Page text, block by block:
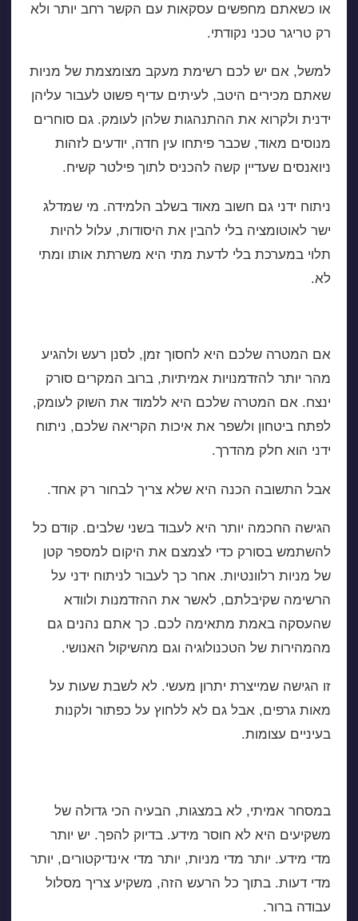
או כשאתם מחפשים עסקאות עם הקשר רחב יותר ולא
רק טריגר טכני נקודתי.
למשל, אם יש לכם רשימת מעקב מצומצמת של מניות
שאתם מכירים היטב, לעיתים עדיף פשוט לעבור עליהן
ידנית ולקרוא את ההתנהגות שלהן לעומק. גם סוחרים
מנוסים מאוד, שכבר פיתחו עין חדה, יודעים לזהות
ניואנסים שעדיין קשה להכניס לתוך פילטר קשיח.
ניתוח ידני גם חשוב מאוד בשלב הלמידה. מי שמדלג
ישר לאוטומציה בלי להבין את היסודות, עלול להיות
תלוי במערכת בלי לדעת מתי היא משרתת אותו ומתי
לא.
אם המטרה שלכם היא לחסוך זמן, לסנן רעש ולהגיע
מהר יותר להזדמנויות אמיתיות, ברוב המקרים סורק
ינצח. אם המטרה שלכם היא ללמוד את השוק לעומק,
לפתח ביטחון ולשפר את איכות הקריאה שלכם, ניתוח
ידני הוא חלק מהדרך.
אבל התשובה הכנה היא שלא צריך לבחור רק אחד.
הגישה החכמה יותר היא לעבוד בשני שלבים. קודם כל
להשתמש בסורק כדי לצמצם את היקום למספר קטן
של מניות רלוונטיות. אחר כך לעבור לניתוח ידני על
הרשימה שקיבלתם, לאשר את ההזדמנות ולוודא
שהעסקה באמת מתאימה לכם. כך אתם נהנים גם
מהמהירות של הטכנולוגיה וגם מהשיקול האנושי.
זו הגישה שמייצרת יתרון מעשי. לא לשבת שעות על
מאות גרפים, אבל גם לא ללחוץ על כפתור ולקנות
בעיניים עצומות.
במסחר אמיתי, לא במצגות, הבעיה הכי גדולה של
משקיעים היא לא חוסר מידע. בדיוק להפך. יש יותר
מדי מידע. יותר מדי מניות, יותר מדי אינדיקטורים, יותר
מדי דעות. בתוך כל הרעש הזה, משקיע צריך מסלול
עבודה ברור.